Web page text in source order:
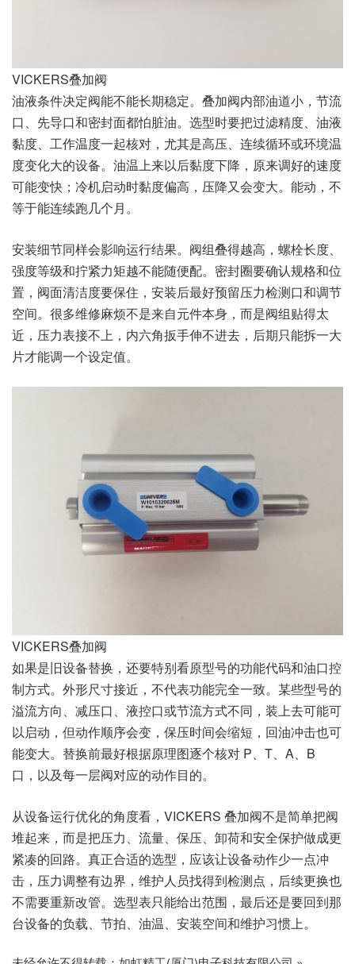
VICKERS叠加阀
油液条件决定阀能不能长期稳定。叠加阀内部油道小，节流
口、先导口和密封面都怕脏油。选型时要把过滤精度、油液
黏度、工作温度一起核对，尤其是高压、连续循环或环境温
度变化大的设备。油温上来以后黏度下降，原来调好的速度
可能变快；冷机启动时黏度偏高，压降又会变大。能动，不
等于能连续跑几个月。
安装细节同样会影响运行结果。阀组叠得越高，螺栓长度、
强度等级和拧紧力矩越不能随便配。密封圈要确认规格和位
置，阀面清洁度要保住，安装后最好预留压力检测口和调节
空间。很多维修麻烦不是来自元件本身，而是阀组贴得太
近，压力表接不上，内六角扳手伸不进去，后期只能拆一大
片才能调一个设定值。
VICKERS叠加阀
如果是旧设备替换，还要特别看原型号的功能代码和油口控
制方式。外形尺寸接近，不代表功能完全一致。某些型号的
溢流方向、减压口、液控口或节流方式不同，装上去可能可
以启动，但动作顺序会变，保压时间会缩短，回油冲击也可
能变大。替换前最好根据原理图逐个核对 P、T、A、B
口，以及每一层阀对应的动作目的。
从设备运行优化的角度看，VICKERS 叠加阀不是简单把阀
堆起来，而是把压力、流量、保压、卸荷和安全保护做成更
紧凑的回路。真正合适的选型，应该让设备动作少一点冲
击，压力调整有边界，维护人员找得到检测点，后续更换也
不需要重新改管。选型表只能给出范围，最后还是要回到那
台设备的负载、节拍、油温、安装空间和维护习惯上。